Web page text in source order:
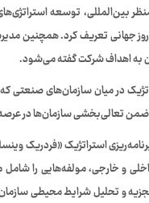
بین‌المللی، توسعه
روز جهانی تعریف کرد. همچنین
به اهداف شرکت گفته می‌شود.
در میان سازمان‌های
تعالی‌بخشی سازمان‌ها در عرصه